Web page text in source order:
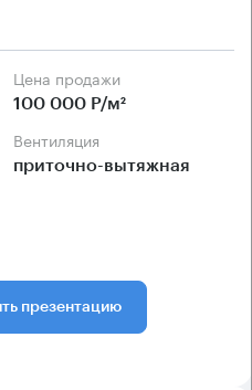
Цена продажи
100 000 Р/м²
Вентиляция
приточно-вытяжная
презентацию